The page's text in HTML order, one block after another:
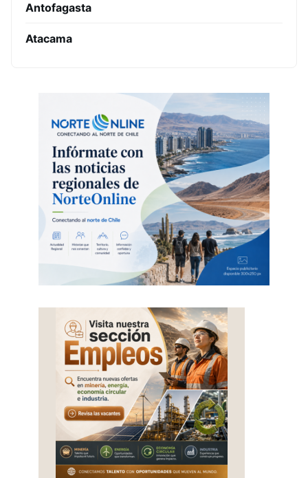
Antofagasta
Atacama